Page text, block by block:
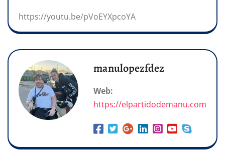
https://youtu.be/pVoEYXpcoYA
manulopezfdez
Web:
https://elpartidodemanu.com